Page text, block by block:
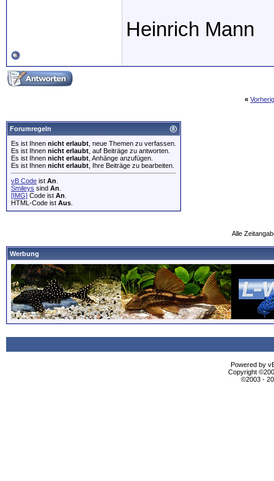
Heinrich Mann
«
Forumregeln
Es ist Ihnen nicht erlaubt , neue Themen zu verfassen.
Es ist Ihnen nicht erlaubt , auf Beiträge zu antworten.
Es ist Ihnen nicht erlaubt , Anhänge anzufügen.
Es ist Ihnen nicht erlaubt , Ihre Beiträge zu bearbeiten.
vB Code ist An
Smileys sind An
[IMG] Code ist An
HTML-Code ist Aus
Alle
Werbung
Powered by
Copyright
©2003 -